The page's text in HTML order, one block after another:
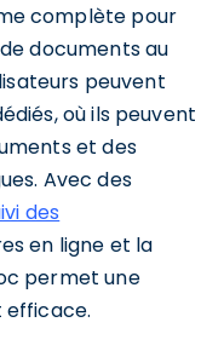
complète pour
documents au
peuvent
où ils peuvent
et des
Avec des
des
en ligne et la
permet une